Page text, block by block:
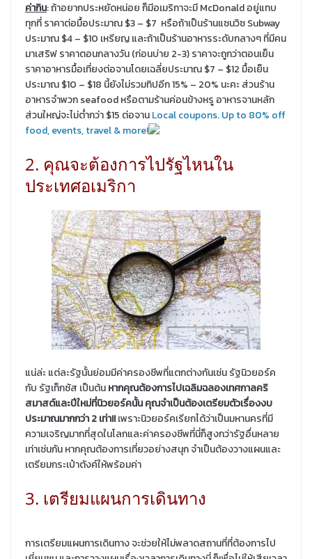
ค่ากิน: ถ้าอยากประหยัดหน่อย ก็มีอเมริกาจะมี McDonald อยู่แทบ
ทุกที่ ราคาต่อมื้อประมาณ $3 – $7 หรือถ้าเป็นร้านแซนวิซ Subway
ประมาณ $4 – $10 เหรียญ และถ้าเป็นร้านอาหารระดับกลางๆ ที่มีคน
มาเสริฟ ราคาตอนกลางวัน (ก่อนบ่าย 2-3) ราคาจะถูกว่าตอนเย็น
ราคาอาหารมื้อเที่ยงต่อจานโดยเฉลี่ยประมาณ $7 – $12 มื้อเย็น
ประมาณ $10 – $18 นี้ยังไม่รวมทิปอีก 15% – 20% นะคะ ส่วนร้าน
อาหารจำพวก seafood หรือตามร้านค่อนข้างหรู อาหารจานหลัก
ส่วนใหญ่จะไม่ต่ำกว่า $15 ต่อจานLocal coupons. Up to 80% off
food, events, travel & more!
2. คุณจะต้องการไปรัฐไหนใน
ประเทศอเมริกา
แน่ล่ะ แต่ละรัฐนั้นย่อมมีค่าครองชีพที่แตกต่างกันเช่น รัฐนิวยอร์ค
กับ รัฐเท็กซัส เป็นต้นหากคุณต้องการไปเฉลิมฉลองเทศกาลคริ
สมาสต์และปีใหม่ที่นิวยอร์คนั้น คุณจำเป็นต้องเตรียมตัวเรื่องงบ
ประมาณมากกว่า 2 เท่า!!เพราะนิวยอร์คเรียกได้ว่าเป็นมหานครที่มี
ความเจริญมากที่สุดในโลกและค่าครองชีพที่นี่ก็สูงกว่ารัฐอื่นหลาย
เท่าเช่นกัน หากคุณต้องการเที่ยวอย่างสนุก จำเป็นต้องวางแผนและ
เตรียมกระเป๋าตังค์ให้พร้อมค่า
3. เตรียมแผนการเดินทาง
การเตรียมแผนการเดินทาง จะช่วยให้ไม่พลาดสถานที่ที่ต้องการไป